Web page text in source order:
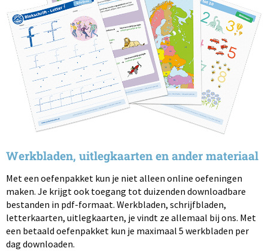
Werkbladen, uitlegkaarten en ander materiaal
Met een oefenpakket kun je niet alleen online oefeningen
maken. Je krijgt ook toegang tot duizenden downloadbare
bestanden in pdf-formaat. Werkbladen, schrijfbladen,
letterkaarten, uitlegkaarten, je vindt ze allemaal bij ons. Met
een betaald oefenpakket kun je maximaal 5 werkbladen per
dag downloaden.